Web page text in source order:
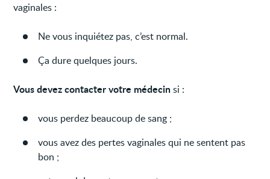
vaginales :
Ne vous inquiétez pas, c’est normal.
Ça dure quelques jours.
Vous devez contacter votre médecinsi :
vous perdez beaucoup de sang ;
vous avez des pertes vaginales qui ne sentent pas
bon ;